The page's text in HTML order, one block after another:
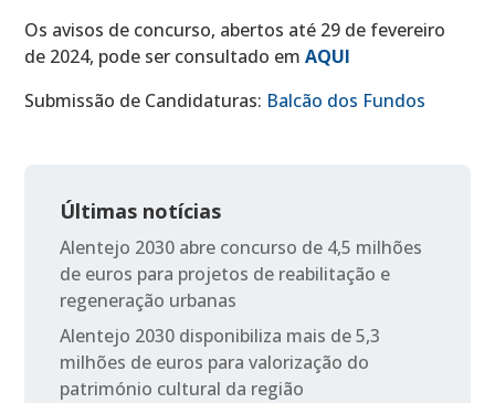
Os avisos de concurso, abertos até 29 de fevereiro
de 2024, pode ser consultado emAQUI
Submissão de Candidaturas: Balcão dos Fundos
Últimas notícias
Alentejo 2030 abre concurso de 4,5 milhões
de euros para projetos de reabilitação e
regeneração urbanas
Alentejo 2030 disponibiliza mais de 5,3
milhões de euros para valorização do
património cultural da região